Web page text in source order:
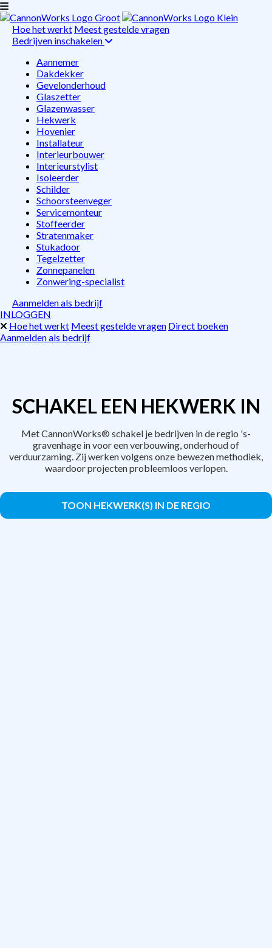
Hoe het werkt Meest gestelde vragen
Bedrijven inschakelen
Aannemer
Dakdekker
Gevelonderhoud
Glaszetter
Glazenwasser
Hekwerk
Hovenier
Installateur
Interieurbouwer
Interieurstylist
Isoleerder
Schilder
Schoorsteenveger
Servicemonteur
Stoffeerder
Stratenmaker
Stukadoor
Tegelzetter
Zonnepanelen
Zonwering-specialist
Aanmelden als bedrijf
INLOGGEN
Hoe het werkt Meest gestelde vragen Direct boeken
Aanmelden als bedrijf
SCHAKEL EEN HEKWERK IN
Met CannonWorks® schakel je bedrijven in de regio 's-
gravenhage in voor een verbouwing, onderhoud of
verduurzaming. Zij werken volgens onze bewezen methodiek,
waardoor projecten probleemloos verlopen.
TOON HEKWERK(S) IN DE REGIO